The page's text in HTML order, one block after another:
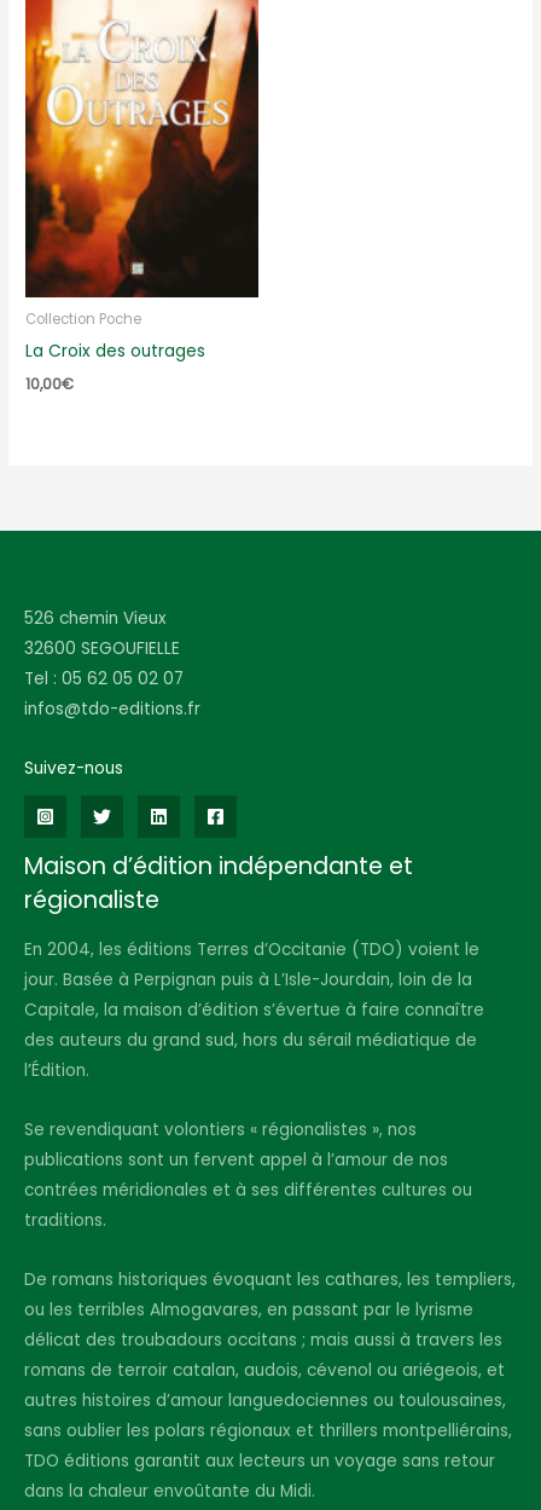
Collection Poche
La Croix des outrages
10,00€
526 chemin Vieux
32600 SEGOUFIELLE
Tel : 05 62 05 02 07
infos@tdo-editions.fr
Suivez-nous
Maison d’édition indépendante et
régionaliste
En 2004, les éditions Terres d’Occitanie (TDO) voient le
jour. Basée à Perpignan puis à L’Isle-Jourdain, loin de la
Capitale, la maison d’édition s’évertue à faire connaître
des auteurs du grand sud, hors du sérail médiatique de
l’Édition.
Se revendiquant volontiers « régionalistes », nos
publications sont un fervent appel à l’amour de nos
contrées méridionales et à ses différentes cultures ou
traditions.
De romans historiques évoquant les cathares, les templiers,
ou les terribles Almogavares, en passant par le lyrisme
délicat des troubadours occitans ; mais aussi à travers les
romans de terroir catalan, audois, cévenol ou ariégeois, et
autres histoires d’amour languedociennes ou toulousaines,
sans oublier les polars régionaux et thrillers montpelliérains,
TDO éditions garantit aux lecteurs un voyage sans retour
dans la chaleur envoûtante du Midi.